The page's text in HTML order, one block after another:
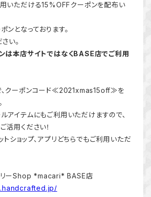
いただける15%OFFクーポンを配布い
ンとなっております。
い。
は本店サイトではなくBASE店でご利用
クーポンコード≪2021xmas15off≫を
アイテムにもご利用いただけますので、
活用ください！
トショップ、アプリどちらでもご利用いただ
リーShop *macari* BASE店